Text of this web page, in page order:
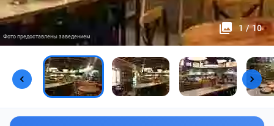
1 / 10
Фото предоставлены заведением